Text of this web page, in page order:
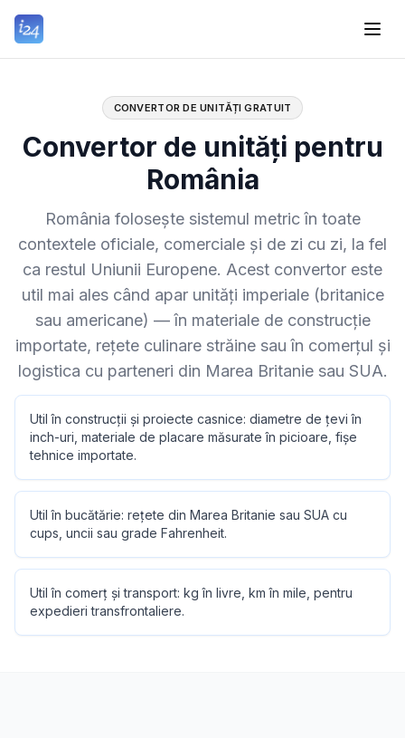
CONVERTOR DE UNITĂȚI GRATUIT
Convertor de unități pentru
România
România folosește sistemul metric în toate
contextele oficiale, comerciale și de zi cu zi, la fel
ca restul Uniunii Europene. Acest convertor este
util mai ales când apar unități imperiale (britanice
sau americane) — în materiale de construcție
importate, rețete culinare străine sau în comerțul și
logistica cu parteneri din Marea Britanie sau SUA.
Util în construcții și proiecte casnice: diametre de țevi în
inch-uri, materiale de placare măsurate în picioare, fișe
tehnice importate.
Util în bucătărie: rețete din Marea Britanie sau SUA cu
cups, uncii sau grade Fahrenheit.
Util în comerț și transport: kg în livre, km în mile, pentru
expedieri transfrontaliere.